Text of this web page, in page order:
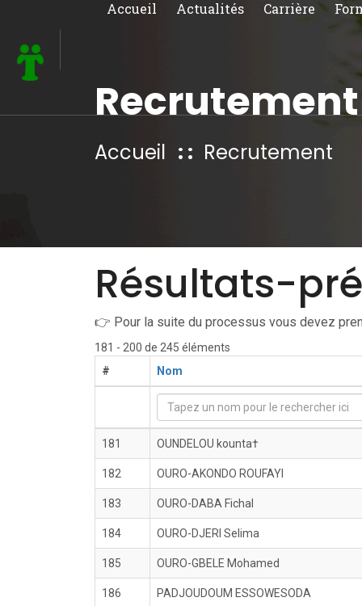
Accueil Actualités Carrière
Recrutement
Accueil Recrutement
Résultats-
👉 Pour la suite du processus vous devez
181 - 200 de 245 éléments
#
Nom
181 OUNDELOU kounta†
182 OURO-AKONDO ROUFAYI
183 OURO-DABA Fichal
184 OURO-DJERI Selima
185 OURO-GBELE Mohamed
186 PADJOUDOUM ESSOWESODA